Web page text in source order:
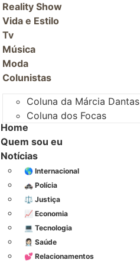
Reality Show
Vida e Estilo
Tv
Música
Moda
Colunistas
Coluna da Márcia Dantas
Coluna dos Focas
Home
Quem sou eu
Notícias
🌎 Internacional
🚓 Polícia
⚖️ Justiça
📈 Economia
💻 Tecnologia
👩🏻‍⚕️ Saúde
💕 Relacionamentos